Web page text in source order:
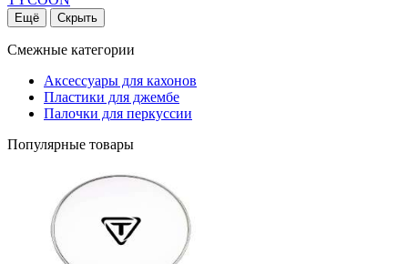
Ещё Скрыть
Смежные категории
Аксессуары для кахонов
Пластики для джембе
Палочки для перкуссии
Популярные товары